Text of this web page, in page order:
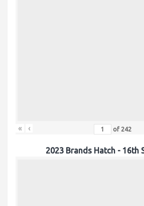
« ‹ of 242
2023 Brands Hatch - 16th